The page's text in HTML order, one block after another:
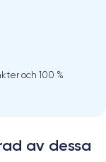
och 100 %
av dessa